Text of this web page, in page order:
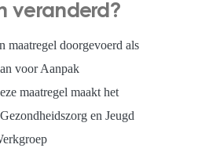
veranderd?
maatregel doorgevoerd als
voor Aanpak
maatregel maakt het
en Jeugd